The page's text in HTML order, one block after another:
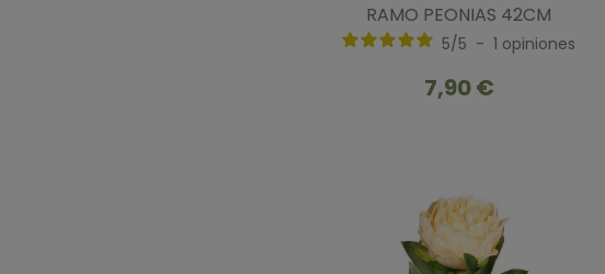
RAMO PEONIAS 42CM
5/5 - 1 opiniones
7,90 €